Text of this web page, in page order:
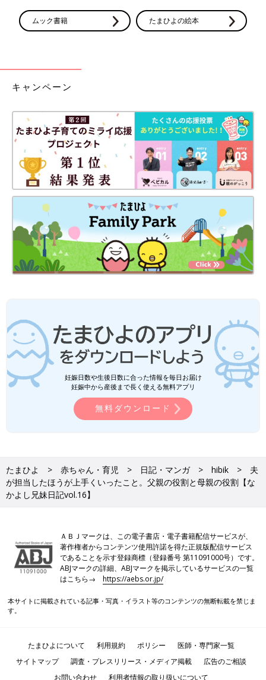
ムック書籍 たまひよの絵本
キャンペーン
妊娠日数や生後日数に合った情報を毎日お届け
妊娠中から産後まで長く使える無料アプリ
無料ダウンロード
たまひよ 赤ちゃん・育児 日記・マンガ hibik
夫
が担当したほうが上手くいったこと。父親の役割と母親の役割【な
かよし兄妹日記vol.16】
ＡＢＪマークは、この電子書店・電子書籍配信サービスが、
著作権者からコンテンツ使用許諾を得た正規版配信サービス
であることを示す登録商標（登録番号 第11091000号）です。
ABJマークの詳細、ABJマークを掲示しているサービスの一覧
はこちら→https://aebs.or.jp/
本サイトに掲載されている記事・写真・イラスト等のコンテンツの無断転載を禁じま
す。
たまひよについて 利用規約 ポリシー
医師・専門家一覧
サイトマップ
調査・プレスリリース・メディア掲載
広告のご相談
お問い合わせ
利用者情報の取り扱いについて